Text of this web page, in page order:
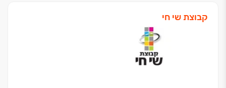
קבוצת שי חי